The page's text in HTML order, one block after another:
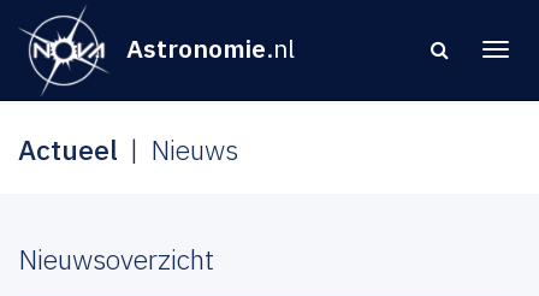
Astronomie.nl
Actueel Nieuws
Nieuwsoverzicht